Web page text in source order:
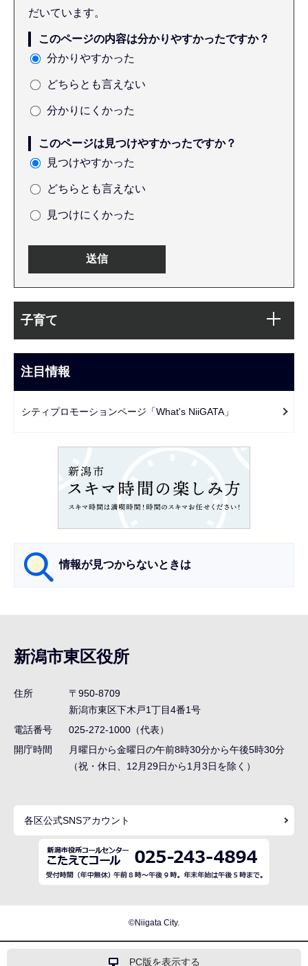
だいています。
このページの内容は分かりやすかったですか？
分かりやすかった
どちらとも言えない
分かりにくかった
このページは見つけやすかったですか？
見つけやすかった
どちらとも言えない
見つけにくかった
文
こ
ま
で
ビ
ー
子育て
注目情報
シティプロモーションページ「What's NiiGATA」
情報が見つからないときは
ナ
ビ
ゲ
シ
ョ
ま
新潟市東区役所
住所
〒950-8709
新潟市東区下木戸1丁目4番1号
電話番号
025-272-1000（代表）
開庁時間
月曜日から金曜日の午前8時30分から午後5時30分
（祝・休日、12月29日から1月3日を除く）
各区公式SNSアカウント
©Niigata City.
PC版を表示する